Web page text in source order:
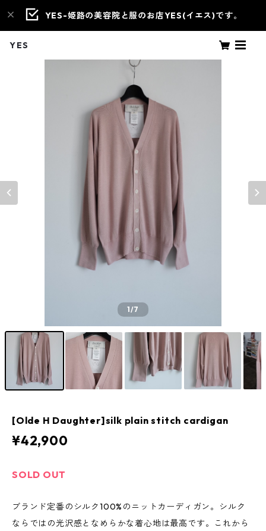
YES-姫路の美容院と服のお店YES(イエス)です。
YES
1/7
[Olde H Daughter]silk plain stitch cardigan
¥42,900
SOLD OUT
ブランド定番のシルク100%のニットカーディガン。シルク
ならではの光沢感となめらかな着心地は最高です。これから